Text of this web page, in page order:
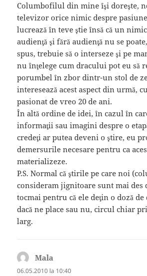
Columbofilul din mine îşi doreşte,
televizor orice nimic despre
lucrează în teve ştie însă că un
audienţă şi fără audienţă nu se
spus, trebuie să o interseze şi pe
nu înţelege cum dracului pot eu să
porumbel în zbor dintr-un stol de
interesează acest aspect din urmă,
pasionat de vreo 20 de ani.
În altă ordine de idei, în cazul în
informaţii sau imagini despre o
credeţi ar putea deveni o ştire, eu
demersurile necesare pentru ca
materializeze.
P.S. Normal că ştirile pe care noi
consideram jignitoare sunt mai des
tocmai pentru că ele deţin o doză
dacă ne place sau nu, circul chiar
larg.
Mala
06.05.2010 la 10:40